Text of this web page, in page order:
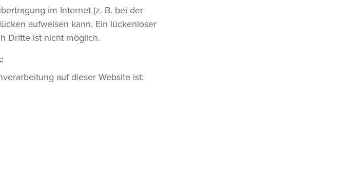
im Internet (z. B. bei der
aufweisen kann. Ein lückenloser
Dritte ist nicht möglich.
auf dieser Website ist: